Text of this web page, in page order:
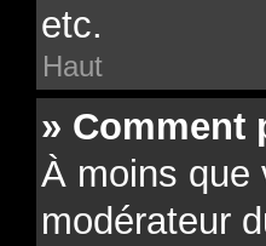
etc.
Haut
» Comment
À moins que
modérateur